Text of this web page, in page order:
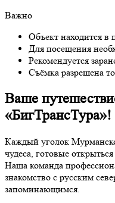
Важно
Объект находится в
Для посещения
Рекомендуется
Съёмка разрешена
Ваше
«БигТрансТура»!
Каждый уголок
чудеса, готовые
Наша команда
знакомство с русским
запоминающимся.